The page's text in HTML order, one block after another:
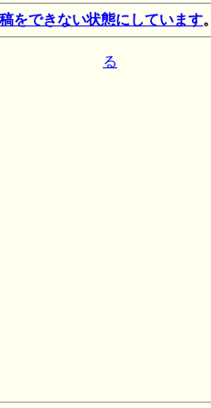
をできない状態にしています。
る